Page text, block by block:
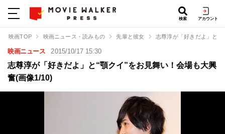
検索 アカウント
映画TOP 映画ニュース・読みもの 先輩と彼女 志尊淳が「好きだよ」と“
映画ニュース 2015/10/17 15:30
志尊淳が「好きだよ」と“顎クイ”をお見舞い！会場も大興
奮(画像1/10)